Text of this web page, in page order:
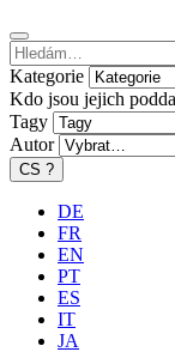
Kategorie
Kdo jsou jejich
Tagy
Autor
CS ?
DE
FR
EN
PT
ES
IT
JA